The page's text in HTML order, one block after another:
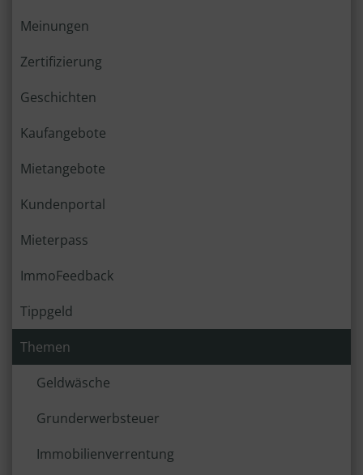
Meinungen
Zertifizierung
Geschichten
Kaufangebote
Mietangebote
Kundenportal
Mieterpass
ImmoFeedback
Tippgeld
Themen
Geldwäsche
Grunderwerbsteuer
Immobilienverrentung